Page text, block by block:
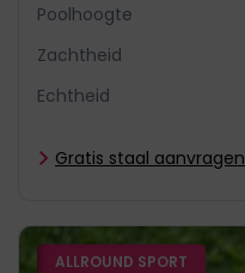
Poolhoogte
Zachtheid
Echtheid
Gratis staal aanvragen
ALLROUND SPORT